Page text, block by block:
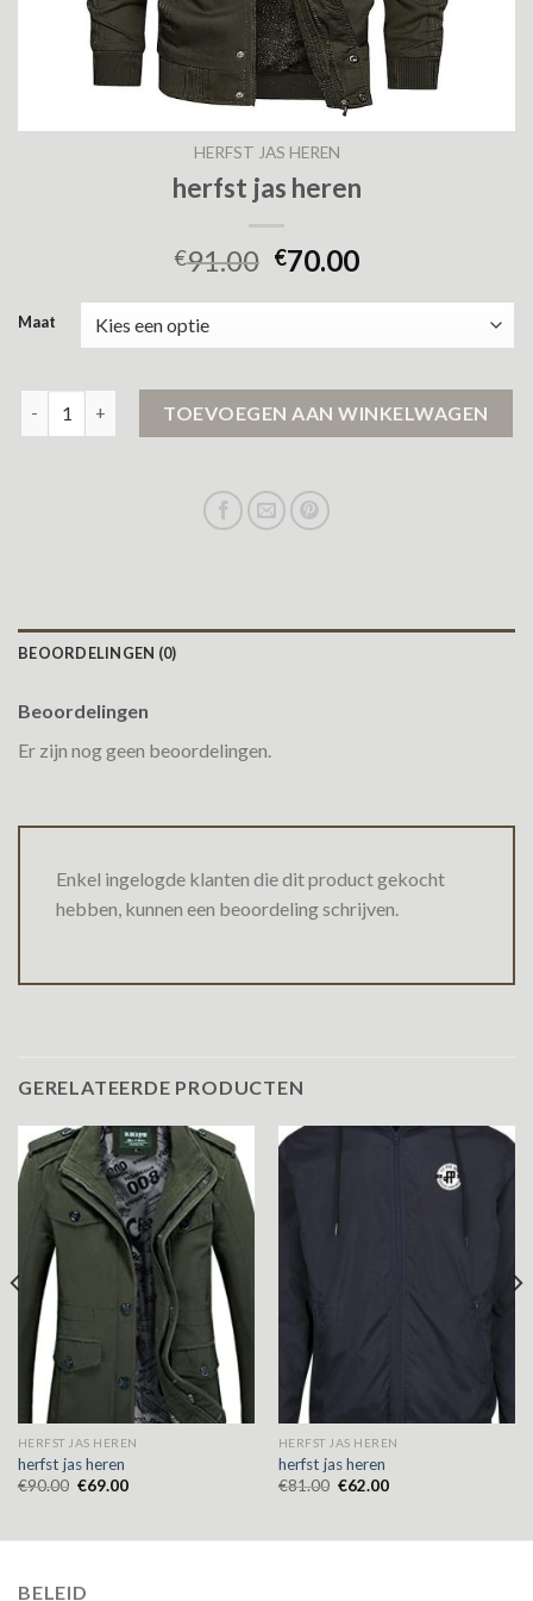
HERFST JAS HEREN
herfst jas heren
€91.00 €70.00
Maat
TOEVOEGEN AAN WINKELWAGEN
BEOORDELINGEN (0)
Beoordelingen
Er zijn nog geen beoordelingen.
Enkel ingelogde klanten die dit product gekocht
hebben, kunnen een beoordeling schrijven.
GERELATEERDE PRODUCTEN
HERFST JAS HEREN
herfst jas heren
€90.00 €69.00
HERFST JAS HEREN
herfst jas heren
€81.00 €62.00
BELEID